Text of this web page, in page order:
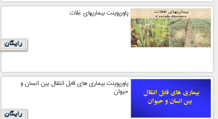
پاورپوینت بيماريهاي غلات
رایگان
پاورپوینت بيماري هاي قابل انتقال بين انسان و
حيوان
رایگان